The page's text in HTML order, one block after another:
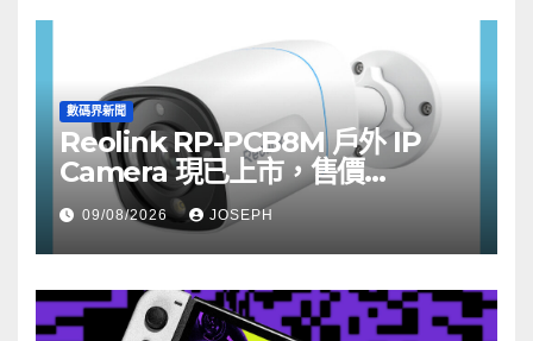
數碼界新聞
Reolink RP-PCB8M 戶外 IP
Camera 現已上市，售價
HK$722
09/08/2026 JOSEPH